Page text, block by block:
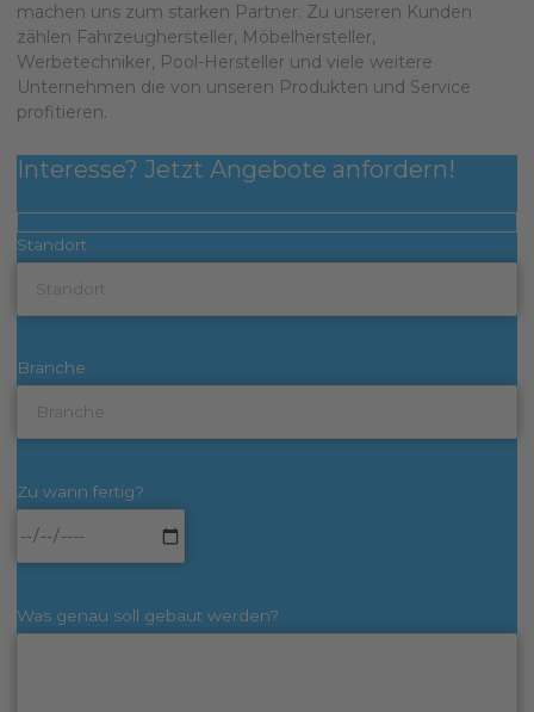
machen uns zum starken Partner. Zu unseren Kunden
zählen Fahrzeughersteller, Möbelhersteller,
Werbetechniker, Pool-Hersteller und viele weitere
Unternehmen die von unseren Produkten und Service
profitieren.
Interesse? Jetzt Angebote anfordern!
Standort
Branche
Zu wann fertig?
Was genau soll gebaut werden?